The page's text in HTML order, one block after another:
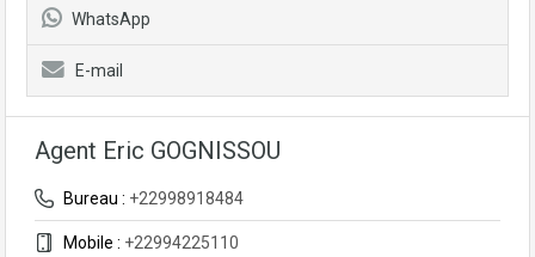
WhatsApp
E-mail
Agent Eric GOGNISSOU
Bureau : +22998918484
Mobile : +22994225110